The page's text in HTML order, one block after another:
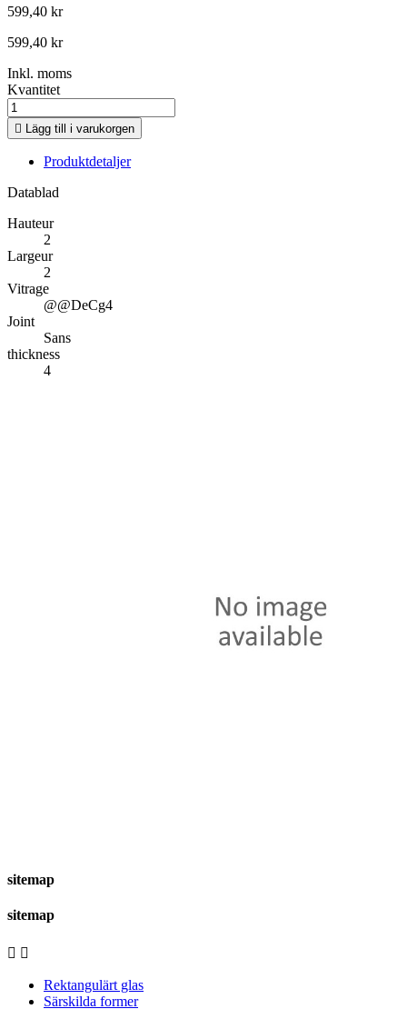
599,40 kr
599,40 kr
Inkl. moms
Kvantitet
 Lägg till i varukorgen
Produktdetaljer
Datablad
Hauteur
2
Largeur
2
Vitrage
@@DeCg4
Joint
Sans
thickness
4
sitemap
sitemap
 
Rektangulärt glas
Särskilda former